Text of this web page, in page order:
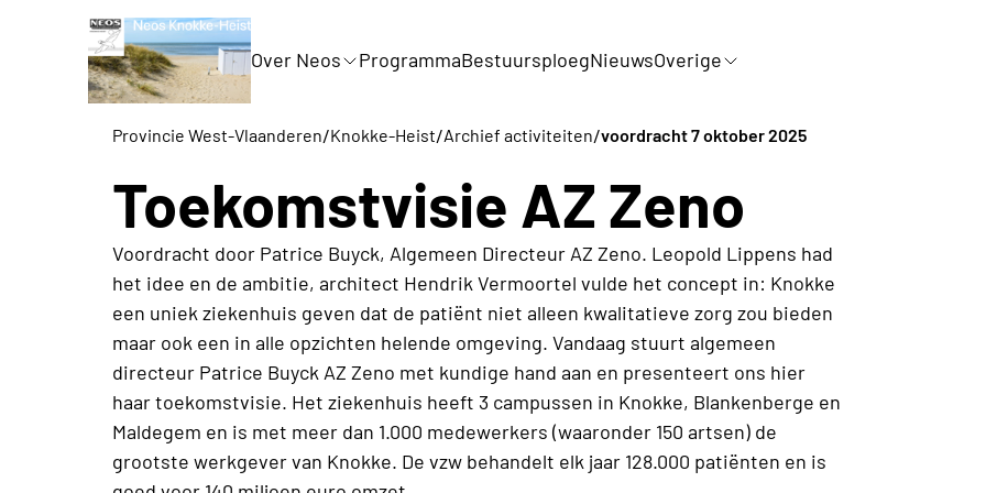
Over Neos ProgrammaBestuursploegNieuwsOverige
Provincie West-Vlaanderen/Knokke-Heist/Archief activiteiten/voordracht 7 oktober 2025
Toekomstvisie AZ Zeno
Voordracht door Patrice Buyck, Algemeen Directeur AZ Zeno. Leopold Lippens had
het idee en de ambitie, architect Hendrik Vermoortel vulde het concept in: Knokke
een uniek ziekenhuis geven dat de patiënt niet alleen kwalitatieve zorg zou bieden
maar ook een in alle opzichten helende omgeving. Vandaag stuurt algemeen
directeur Patrice Buyck AZ Zeno met kundige hand aan en presenteert ons hier
haar toekomstvisie. Het ziekenhuis heeft 3 campussen in Knokke, Blankenberge en
Maldegem en is met meer dan 1.000 medewerkers (waaronder 150 artsen) de
grootste werkgever van Knokke. De vzw behandelt elk jaar 128.000 patiënten en is